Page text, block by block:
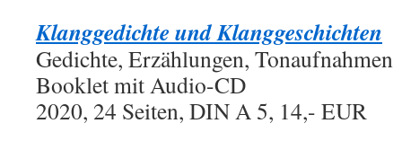
Klanggedichte und Klanggeschichten
Gedichte, Erzählungen, Tonaufnahmen
Booklet mit Audio-CD
2020, 24 Seiten, DIN A 5, 14,- EUR